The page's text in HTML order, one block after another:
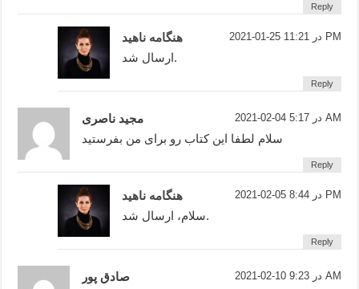
Reply
هنگامه ناهید 2021-01-25 در 11:21 PM
ارسال شد.
Reply
مجید ناصری 2021-02-04 در 5:17 AM
سلام لطفا این کتاب رو برای من بفرستید
Reply
هنگامه ناهید 2021-02-05 در 8:44 PM
سلام، ارسال شد.
Reply
صادق پور 2021-02-10 در 9:23 AM